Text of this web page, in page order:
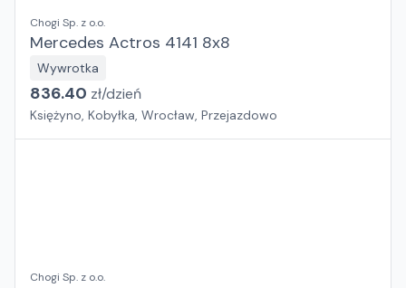
Chogi Sp. z o.o.
Mercedes Actros 4141 8x8
Wywrotka
836.40 zł/dzień
Księżyno, Kobyłka, Wrocław, Przejazdowo
Chogi Sp. z o.o.